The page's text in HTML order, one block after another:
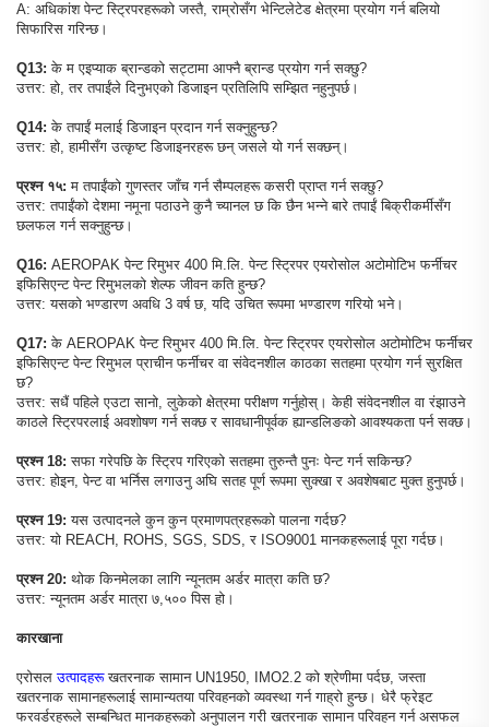
A: अधिकांश पेन्ट स्ट्रिपरहरूको जस्तै, राम्रोसँग भेन्टिलेटेड क्षेत्रमा प्रयोग गर्न बलियो
सिफारिस गरिन्छ।
Q13:के म एइप्याक ब्रान्डको सट्टामा आफ्नै ब्रान्ड प्रयोग गर्न सक्छु?
उत्तर: हो, तर तपाईंले दिनुभएको डिजाइन प्रतिलिपि सम्झित नहुनुपर्छ।
Q14:के तपाईं मलाई डिजाइन प्रदान गर्न सक्नुहुन्छ?
उत्तर: हो, हामीसँग उत्कृष्ट डिजाइनरहरू छन् जसले यो गर्न सक्छन्।
प्रश्न १५:म तपाईंको गुणस्तर जाँच गर्न सैम्पलहरू कसरी प्राप्त गर्न सक्छु?
उत्तर: तपाईंको देशमा नमूना पठाउने कुनै च्यानल छ कि छैन भन्ने बारे तपाईं बिक्रीकर्मीसँग
छलफल गर्न सक्नुहुन्छ।
Q16: AEROPAK पेन्ट रिमुभर 400 मि.लि. पेन्ट स्ट्रिपर एयरोसोल अटोमोटिभ फर्नीचर
इफिसिएन्ट पेन्ट रिमुभलको शेल्फ जीवन कति हुन्छ?
उत्तर: यसको भण्डारण अवधि 3 वर्ष छ, यदि उचित रूपमा भण्डारण गरियो भने।
Q17:के AEROPAK पेन्ट रिमुभर 400 मि.लि. पेन्ट स्ट्रिपर एयरोसोल अटोमोटिभ फर्नीचर
इफिसिएन्ट पेन्ट रिमुभल प्राचीन फर्नीचर वा संवेदनशील काठका सतहमा प्रयोग गर्न सुरक्षित
छ?
उत्तर: सधैं पहिले एउटा सानो, लुकेको क्षेत्रमा परीक्षण गर्नुहोस्। केही संवेदनशील वा रंझाउने
काठले स्ट्रिपरलाई अवशोषण गर्न सक्छ र सावधानीपूर्वक ह्यान्डलिङको आवश्यकता पर्न सक्छ।
प्रश्न 18:सफा गरेपछि के स्ट्रिप गरिएको सतहमा तुरुन्तै पुनः पेन्ट गर्न सकिन्छ?
उत्तर: होइन, पेन्ट वा भर्निस लगाउनु अघि सतह पूर्ण रूपमा सुक्खा र अवशेषबाट मुक्त हुनुपर्छ।
प्रश्न 19:यस उत्पादनले कुन कुन प्रमाणपत्रहरूको पालना गर्दछ?
उत्तर: यो REACH, ROHS, SGS, SDS, र ISO9001 मानकहरूलाई पूरा गर्दछ।
प्रश्न 20: थोक किनमेलका लागि न्यूनतम अर्डर मात्रा कति छ?
उत्तर: न्यूनतम अर्डर मात्रा ७,५०० पिस हो।
कारखाना
एरोसलउत्पादहरूखतरनाक सामान UN1950, IMO2.2 को श्रेणीमा पर्दछ, जस्ता
खतरनाक सामानहरूलाई सामान्यतया परिवहनको व्यवस्था गर्न गाह्रो हुन्छ। धेरै फ्रेइट
फरवर्डरहरूले सम्बन्धित मानकहरूको अनुपालन गरी खतरनाक सामान परिवहन गर्न असफल